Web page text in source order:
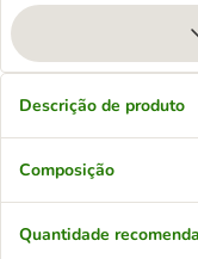
Descrição de produto
Composição
Quantidade